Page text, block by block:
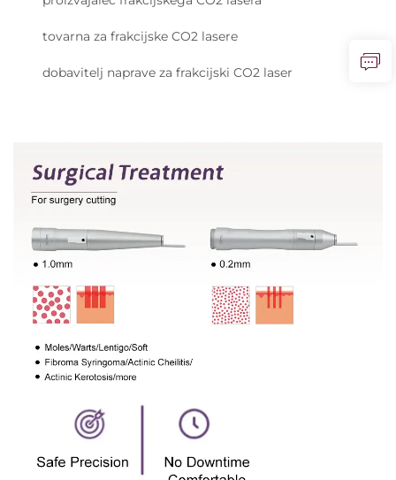
tovarna za frakcijske CO2 lasere
dobavitelj naprave za frakcijski CO2 laser